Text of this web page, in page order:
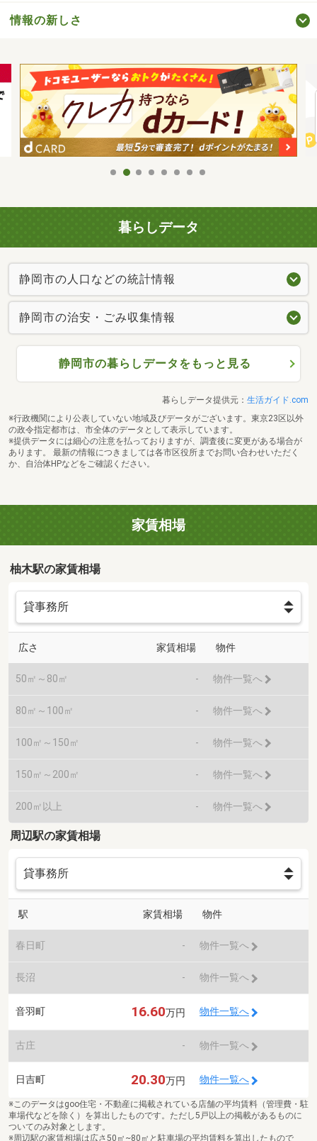
情報の新しさ
暮らしデータ
静岡市の人口などの統計情報
静岡市の治安・ごみ収集情報
静岡市の暮らしデータをもっと見る
暮らしデータ提供元： 生活ガイド.com
※行政機関により公表していない地域及びデータがございます。東京23区以外
の政令指定都市は、市全体のデータとして表示しています。
※提供データには細心の注意を払っておりますが、調査後に変更がある場合が
あります。 最新の情報につきましては各市区役所までお問い合わせいただく
か、自治体HPなどをご確認ください。
家賃相場
柚木駅の家賃相場
広さ 家賃相場 物件
50㎡～80㎡ - 物件一覧へ
80㎡～100㎡ - 物件一覧へ
100㎡～150㎡ - 物件一覧へ
150㎡～200㎡ - 物件一覧へ
200㎡以上 - 物件一覧へ
周辺駅の家賃相場
駅 家賃相場 物件
春日町 - 物件一覧へ
長沼 - 物件一覧へ
音羽町 16.60万円 物件一覧へ
古庄 - 物件一覧へ
日吉町 20.30万円 物件一覧へ
※このデータはgoo住宅・不動産に掲載されている店舗の平均賃料（管理費・駐
車場代などを除く）を算出したものです。ただし5戸以上の掲載があるものに
ついてのみ対象とします。
※周辺駅の家賃相場は広さ50㎡~80㎡と駐車場の平均賃料を算出したもので